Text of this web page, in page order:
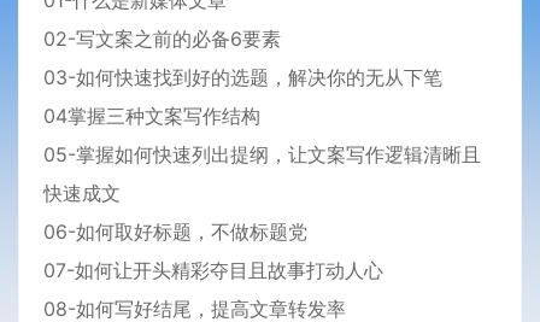
02-写文案之前的必备6要素
03-如何快速找到好的选题，解决你的无从下笔
04掌握三种文案写作结构
05-掌握如何快速列出提纲，让文案写作逻辑清晰且
快速成文
06-如何取好标题，不做标题党
07-如何让开头精彩夺目且故事打动人心
08-如何写好结尾，提高文章转发率